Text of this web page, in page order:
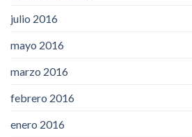
julio 2016
mayo 2016
marzo 2016
febrero 2016
enero 2016